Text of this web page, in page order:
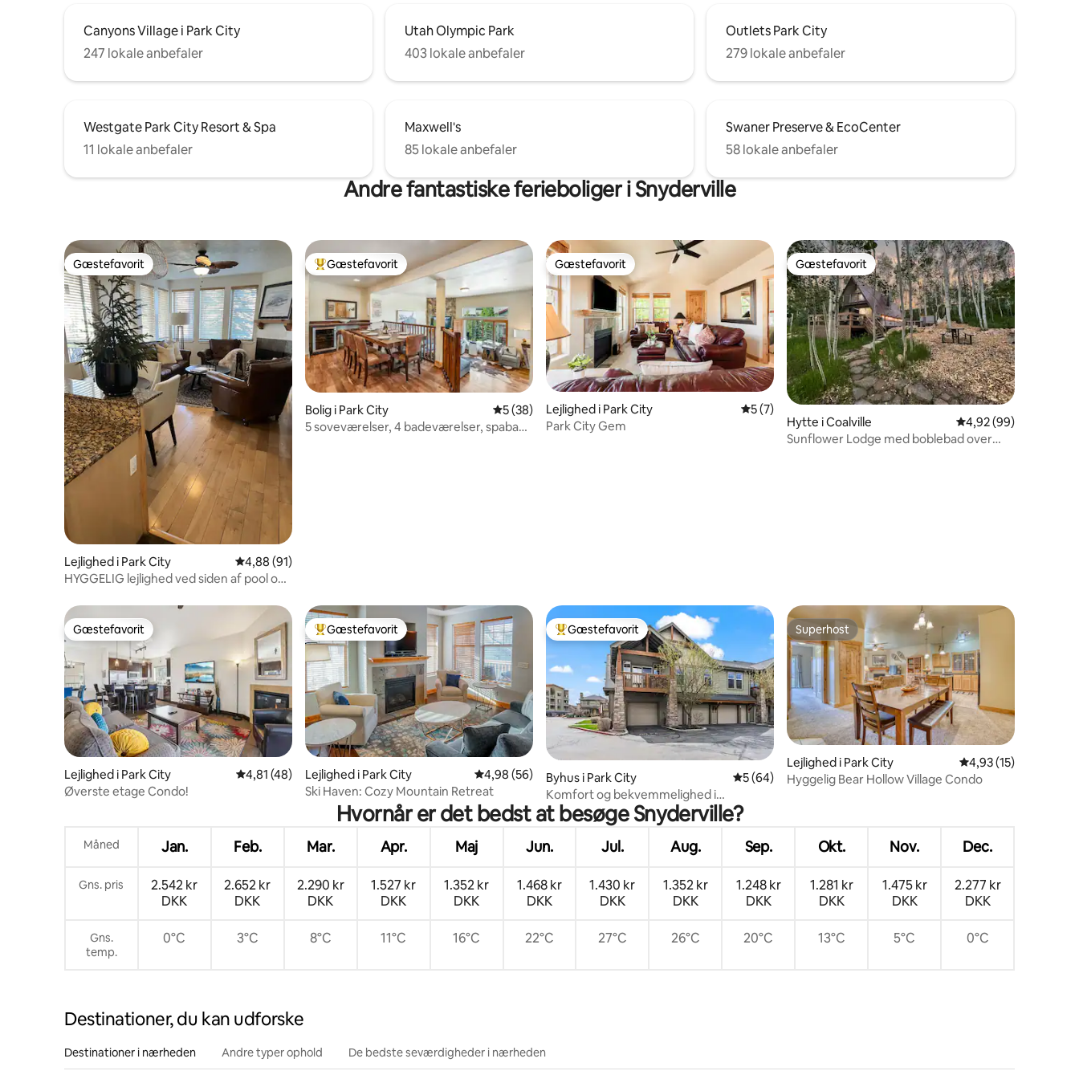
Canyons Village i Park City
247 lokale anbefaler
Utah Olympic Park
403 lokale anbefaler
Outlets Park City
279 lokale anbefaler
Westgate Park City Resort & Spa
11 lokale anbefaler
Maxwell's
85 lokale anbefaler
Swaner Preserve & EcoCenter
58 lokale anbefaler
Andre fantastiske ferieboliger i Snyderville
Gæstefavorit
Gæstefavorit
Lejlighed i Park City 4,88 ud af 5 i gennemsnitlig bedømmelse, 91 omtaler
4,88 (91)
HYGGELIG lejlighed ved siden af pool og
Bedste gæstefavorit
Gæstefavorit
Bolig i Park City 5 ud af 5 i gennemsnitlig bedømmelse, 38 omtaler
5 (38)
5 soveværelser, 4 badeværelser, spabad,
Gæstefavorit
Gæstefavorit
Lejlighed i Park City 5 ud af 5 i gennemsnitlig bedømmelse, 7 omtaler
5 (7)
Park City Gem
Gæstefavorit
Gæstefavorit
Hytte i Coalville 4,92 ud af 5 i
4,92 (99)
Sunflower Lodge med boblebad over
Gæstefavorit
Gæstefavorit
Lejlighed i Park City 4,81 ud af 5 i gennemsnitlig bedømmelse, 48 omtaler
4,81 (48)
Øverste etage Condo!
Bedste gæstefavorit
Gæstefavorit
Lejlighed i Park City 4,98 ud af 5 i gennemsnitlig bedømmelse, 56 omtaler
4,98 (56)
Ski Haven: Cozy Mountain Retreat
Bedste gæstefavorit
Gæstefavorit
Byhus i Park City 5 ud af 5 i gennemsnitlig bedømmelse, 64 omtaler
5 (64)
Komfort og bekvemmelighed i
computeren
Superhost
Superhost
Lejlighed i Park City 4,93 ud af 5 i
4,93 (15)
Hyggelig Bear Hollow Village Condo
Hvornår er det bedst at besøge Snyderville?
Måned Jan. Feb. Mar. Apr. Maj Jun. Jul. Aug. Sep. Okt. Nov. Dec.
Gns. pris
2.542 kr
DKK
2.652 kr
DKK
2.290 kr
DKK
1.527 kr
DKK
1.352 kr
DKK
1.468 kr
DKK
1.430 kr
DKK
1.352 kr
DKK
1.248 kr
DKK
1.281 kr
DKK
1.475 kr
DKK
2.277 kr
DKK
Gns.
temp.
0°C 3°C 8°C 11°C 16°C 22°C 27°C 26°C 20°C 13°C 5°C 0°C
Destinationer, du kan udforske
Destinationer i nærheden Andre typer ophold De bedste seværdigheder i nærheden